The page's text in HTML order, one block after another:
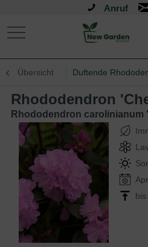
Anruf
Übersicht Duftende
Rhododendron
Rhododendron carolinianum